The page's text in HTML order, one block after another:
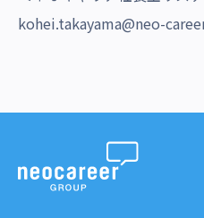
kohei.takayama@neo-